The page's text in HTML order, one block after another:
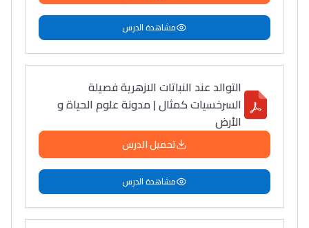
مشاهدة الدرس
التوالد عند النباتات الازهرية فصيلة
السرخسيات كمثال | مدونة علوم الحياة و
الأرض
تحميل الدرس
مشاهدة الدرس